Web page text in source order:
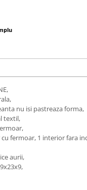
nu isi pastreaza forma,
textil,
fermoar, 1 interior fara
aurii,